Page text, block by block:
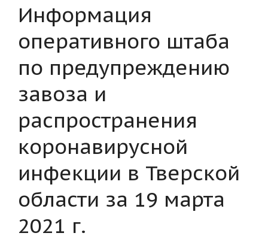
Информация
оперативного штаба
по предупреждению
завоза и
распространения
коронавирусной
инфекции в Тверской
области за 19 марта
2021 г.